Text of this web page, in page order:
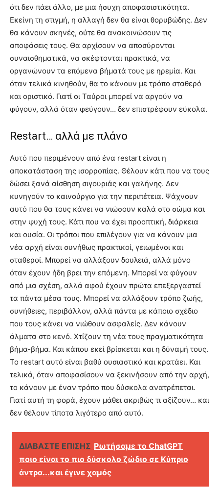
ότι δεν πάει άλλο, με μια ήσυχη αποφασιστικότητα.
Εκείνη τη στιγμή, η αλλαγή δεν θα είναι θορυβώδης. Δεν
θα κάνουν σκηνές, ούτε θα ανακοινώσουν τις
αποφάσεις τους. Θα αρχίσουν να αποσύρονται
συναισθηματικά, να σκέφτονται πρακτικά, να
οργανώνουν τα επόμενα βήματά τους με ηρεμία. Και
όταν τελικά κινηθούν, θα το κάνουν με τρόπο σταθερό
και οριστικό. Γιατί οι Ταύροι μπορεί να αργούν να
φύγουν, αλλά όταν φεύγουν… δεν επιστρέφουν εύκολα.
Restart… αλλά με πλάνο
Αυτό που περιμένουν από ένα restart είναι η
αποκατάσταση της ισορροπίας. Θέλουν κάτι που να τους
δώσει ξανά αίσθηση σιγουριάς και γαλήνης. Δεν
κυνηγούν το καινούργιο για την περιπέτεια. Ψάχνουν
αυτό που θα τους κάνει να νιώσουν καλά στο σώμα και
στην ψυχή τους. Κάτι που να έχει προοπτική, διάρκεια
και ουσία. Οι τρόποι που επιλέγουν για να κάνουν μια
νέα αρχή είναι συνήθως πρακτικοί, γειωμένοι και
σταθεροί. Μπορεί να αλλάξουν δουλειά, αλλά μόνο
όταν έχουν ήδη βρει την επόμενη. Μπορεί να φύγουν
από μια σχέση, αλλά αφού έχουν πρώτα επεξεργαστεί
τα πάντα μέσα τους. Μπορεί να αλλάξουν τρόπο ζωής,
συνήθειες, περιβάλλον, αλλά πάντα με κάποιο σχέδιο
που τους κάνει να νιώθουν ασφαλείς. Δεν κάνουν
άλματα στο κενό. Χτίζουν τη νέα τους πραγματικότητα
βήμα-βήμα. Και κάπου εκεί βρίσκεται και η δύναμή τους.
Το restart αυτό είναι βαθύ ουσιαστικό και κρατάει. Και
τελικά, όταν αποφασίσουν να ξεκινήσουν από την αρχή,
το κάνουν με έναν τρόπο που δύσκολα ανατρέπεται.
Γιατί αυτή τη φορά, έχουν μάθει ακριβώς τι αξίζουν… και
δεν θέλουν τίποτα λιγότερο από αυτό.
ΔΙΑΒΑΣΤΕ ΕΠΙΣΗΣ Ρωτήσαμε το ChatGPT
ποιο είναι το πιο δύσκολο ζώδιο σε Κύπριο
άντρα...και έγινε χαμός